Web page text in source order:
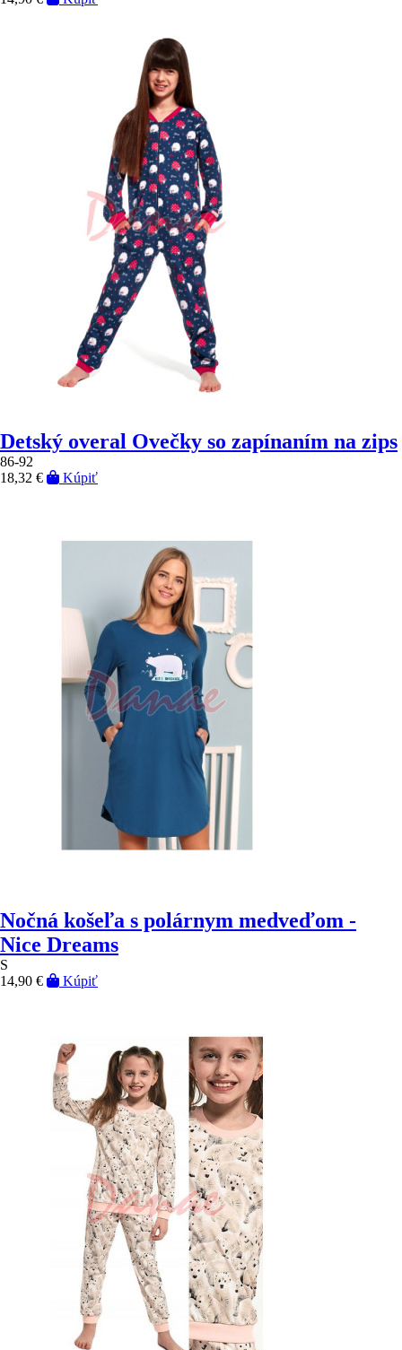
Detský overal Ovečky so zapínaním na zips
86-92
18,32 €
Kúpiť
Nočná košeľa s polárnym medveďom -
Nice Dreams
S
14,90 €
Kúpiť